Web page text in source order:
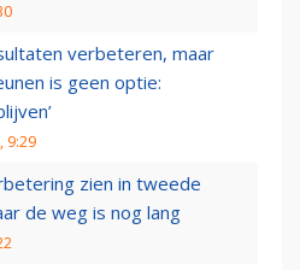
verbeteren, maar
is geen optie:
9:29
zien in tweede
de weg is nog lang